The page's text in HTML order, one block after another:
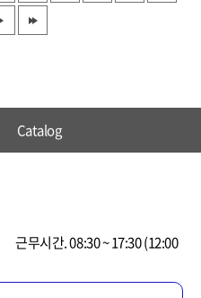
Catalog
근무시간. 08:30 ~ 17:30 (12:00